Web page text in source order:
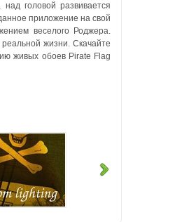
головой развивается
приложение на свой
веселого Роджера.
жизни. Скачайте
живых обоев Pirate Flag